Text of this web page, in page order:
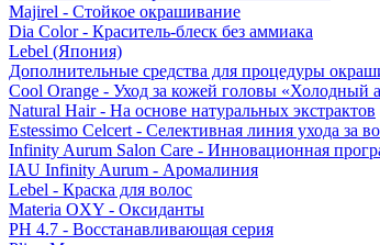
Majirel - Стойкое окрашивание
Dia Color - Краситель-блеск без аммиака
Lebel (Япония)
Дополнительные средства для процедуры
Cool Orange - Уход за кожей головы «Холодный
Natural Hair - На основе натуральных экстрактов
Estessimo Celcert - Селективная линия ухода за
Infinity Aurum Salon Care - Инновационная
IAU Infinity Aurum - Аромалиния
Lebel - Краска для волос
Materia OXY - Оксиданты
PH 4.7 - Восстанавливающая серия